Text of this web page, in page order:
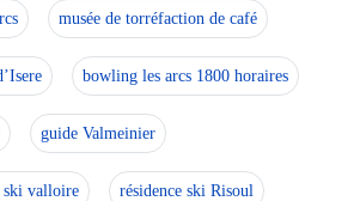
musée de torréfaction de café
bowling les arcs 1800 horaires
guide Valmeinier
ski valloire résidence ski Risoul